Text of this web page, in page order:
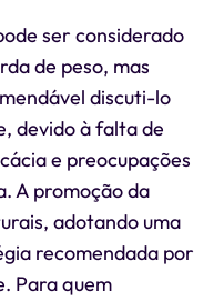
ser considerado
de peso, mas
discuti-lo
devido à falta de
e preocupações
A promoção da
adotando uma
recomendada por
Para quem